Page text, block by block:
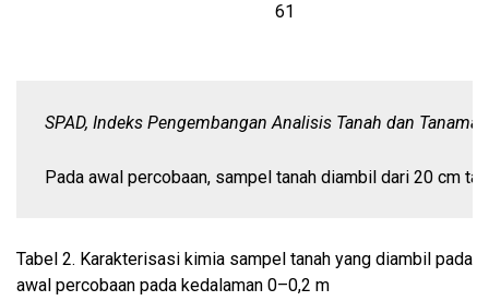
61
SPAD, Indeks Pengembangan Analisis Tanah dan
Pada awal percobaan, sampel tanah diambil dari 20 cm
Tabel 2. Karakterisasi kimia sampel tanah yang diambil pada
awal percobaan pada kedalaman 0–0,2 m